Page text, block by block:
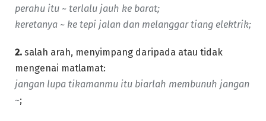
perahu itu ~ terlalu jauh ke barat;
keretanya ~ ke tepi jalan dan melanggar tiang elektrik;
2. salah arah, menyimpang daripada atau tidak
mengenai matlamat:
jangan lupa tikamanmu itu biarlah membunuh jangan
~;